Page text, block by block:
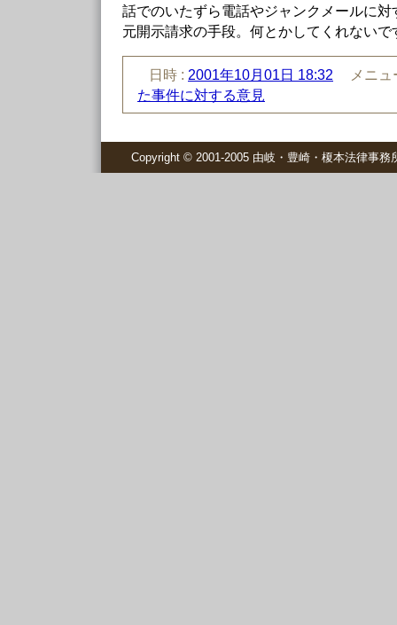
話でのいたずら電話やジャンクメールに
元開示請求の手段。何とかしてくれないで
日時 : 2001年10月01日 18:32
メニ
た事件に対する意見
Copyright © 2001-2005 由岐・豊崎・榎本法律事